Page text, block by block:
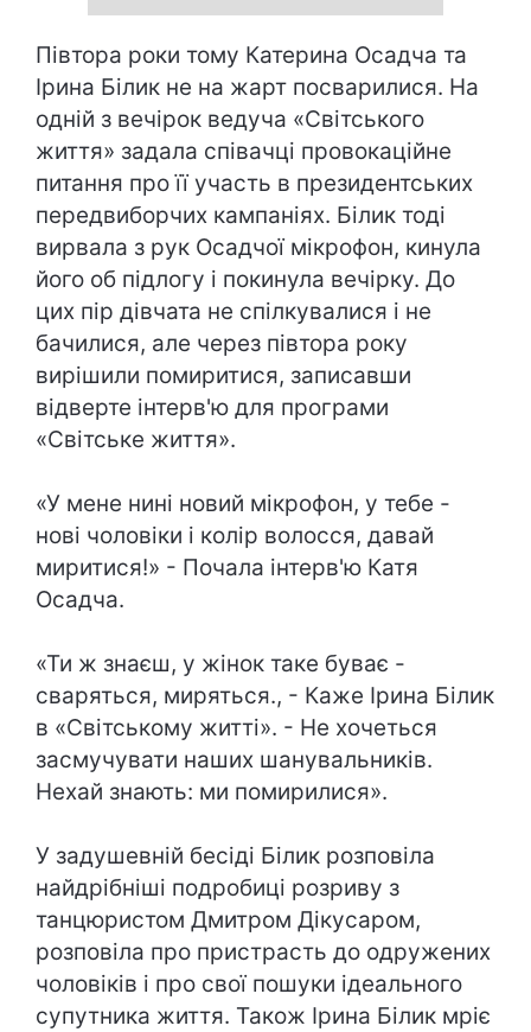
Півтора роки тому Катерина Осадча та
Ірина Білик не на жарт посварилися. На
одній з вечірок ведуча «Світського
життя» задала співачці провокаційне
питання про її участь в президентських
передвиборчих кампаніях. Білик тоді
вирвала з рук Осадчої мікрофон, кинула
його об підлогу і покинула вечірку. До
цих пір дівчата не спілкувалися і не
бачилися, але через півтора року
вирішили помиритися, записавши
відверте інтерв'ю для програми
«Світське життя».
«У мене нині новий мікрофон, у тебе -
нові чоловіки і колір волосся, давай
миритися!» - Почала інтерв'ю Катя
Осадча.
«Ти ж знаєш, у жінок таке буває -
сваряться, миряться., - Каже Ірина Білик
в «Світському житті». - Не хочеться
засмучувати наших шанувальників.
Нехай знають: ми помирилися».
У задушевній бесіді Білик розповіла
найдрібніші подробиці розриву з
танцюристом Дмитром Дікусаром,
розповіла про пристрасть до одружених
чоловіків і про свої пошуки ідеального
супутника життя. Також Ірина Білик мріє